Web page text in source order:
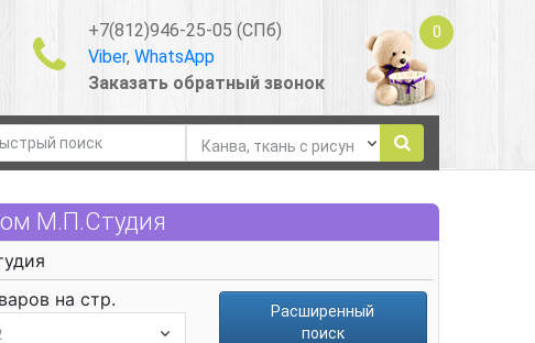
+7(812)946-25-05 (СПб)
Viber, WhatsApp
Заказать обратный звонок
0
М.П.Студия
на стр.
Расширенный
поиск